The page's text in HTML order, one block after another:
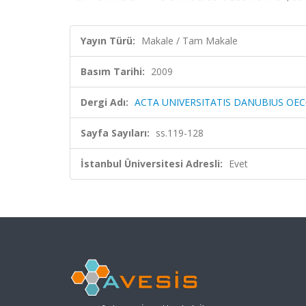
Yayın Türü: Makale / Tam Makale
Basım Tarihi: 2009
Dergi Adı: ACTA UNIVERSITATIS DANUBIUS
Sayfa Sayıları: ss.119-128
İstanbul Üniversitesi Adresli: Evet